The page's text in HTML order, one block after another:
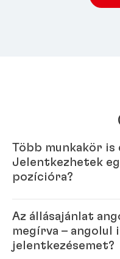
Több munkakör is
Jelentkezhetek
pozícióra?
jelentkezési
profilod, több pozícióra
Az állásajánlat
megírva – angolul
jelentkezésemet?